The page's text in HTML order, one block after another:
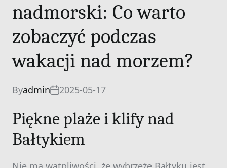
nadmorski: Co warto
zobaczyć podczas
wakacji nad morzem?
Byadmin 2025-05-17
Piękne plaże i klify nad
Bałtykiem